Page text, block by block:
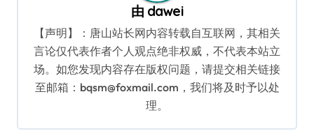
由 dawei
【声明】：唐山站长网内容转载自互联网，其相关
言论仅代表作者个人观点绝非权威，不代表本站立
场。如您发现内容存在版权问题，请提交相关链接
至邮箱：bqsm@foxmail.com，我们将及时予以处
理。